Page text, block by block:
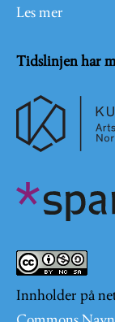
Les mer
Tidslinjen har
Innholder på
Commons